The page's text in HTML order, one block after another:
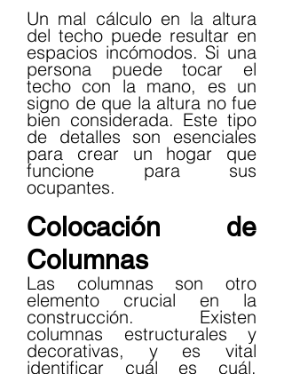
Un mal cálculo en la altura
del techo puede resultar en
espacios incómodos. Si una
persona puede tocar el
techo con la mano, es un
signo de que la altura no fue
bien considerada. Este tipo
de detalles son esenciales
para crear un hogar que
funcione para sus
ocupantes.
Colocación de
Columnas
Las columnas son otro
elemento crucial en la
construcción. Existen
columnas estructurales y
decorativas, y es vital
identificar cuál es cuál.